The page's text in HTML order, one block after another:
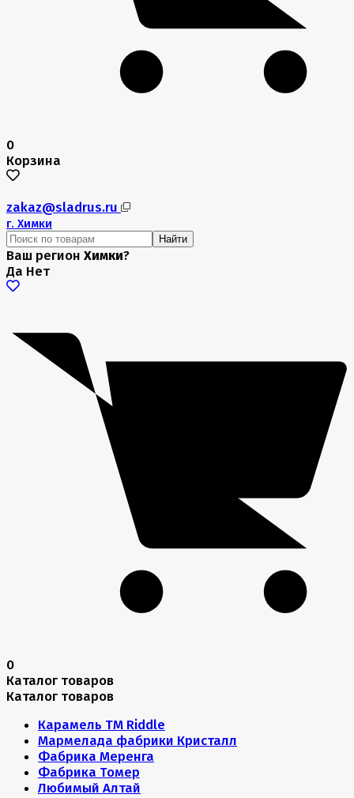
0
Корзина
zakaz@sladrus.ru
г. Химки
Найти
Ваш регион Химки?
Да Нет
0
Каталог товаров
Каталог товаров
Карамель ТМ Riddle
Мармелада фабрики Кристалл
Фабрика Меренга
Фабрика Томер
Любимый Алтай